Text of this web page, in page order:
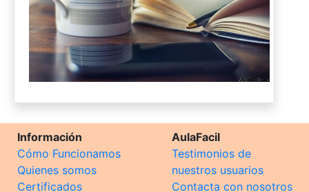
Información
Cómo Funcionamos
Quienes somos
Certificados
AulaFacil
Testimonios de
nuestros usuarios
Contacta con nosotros